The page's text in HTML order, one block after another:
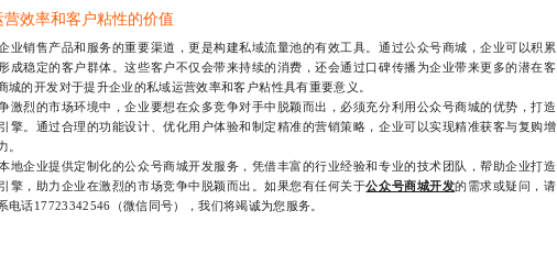
效率和客户粘性的价值
业销售产品和服务的重要渠道，更是构建私域流量池的有效工具。通过公众号商城，企业可以积累
成稳定的客户群体。这些客户不仅会带来持续的消费，还会通过口碑传播为企业带来更多的潜在客
城的开发对于提升企业的私域运营效率和客户粘性具有重要意义。
激烈的市场环境中，企业要想在众多竞争对手中脱颖而出，必须充分利用公众号商城的优势，打造
擎。通过合理的功能设计、优化用户体验和制定精准的营销策略，企业可以实现精准获客与复购增
。
地企业提供定制化的公众号商城开发服务，凭借丰富的行业经验和专业的技术团队，帮助企业打造
擎，助力企业在激烈的市场竞争中脱颖而出。如果您有任何关于公众号商城开发的需求或疑问，请
电话17723342546（微信同号），我们将竭诚为您服务。